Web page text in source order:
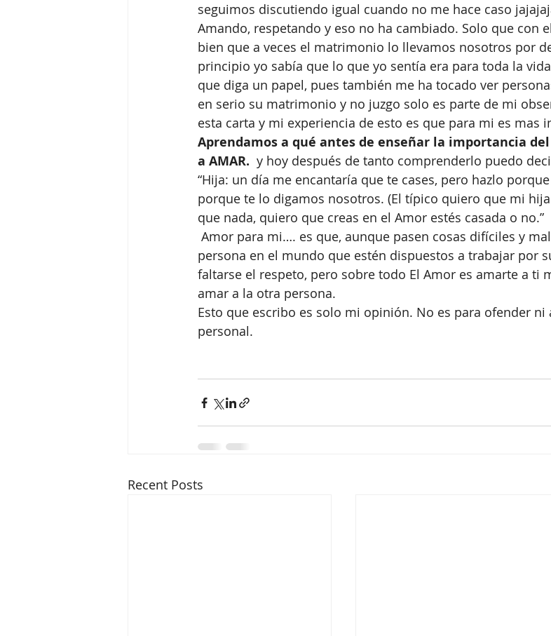
seguimos discutiendo igual cuando no me hace caso
Amando, respetando y eso no ha cambiado. Solo que con
bien que a veces el matrimonio lo llevamos nosotros por
principio yo sabía que lo que yo sentía era para toda la
que diga un papel, pues también me ha tocado ver
en serio su matrimonio y no juzgo solo es parte de mi
esta carta y mi experiencia de esto es que para mi es mas
Aprendamos a qué antes de enseñar la importancia
a AMAR. y hoy después de tanto comprenderlo puedo
“Hija: un día me encantaría que te cases, pero hazlo
porque te lo digamos nosotros. (El típico quiero que mi
que nada, quiero que creas en el Amor estés casada o no.”
persona en el mundo que estén dispuestos a trabajar por
faltarse el respeto, pero sobre todo El Amor es amarte a ti
amar a la otra persona.
Esto que escribo es solo mi opinión. No es para ofender ni
personal.
Recent Posts